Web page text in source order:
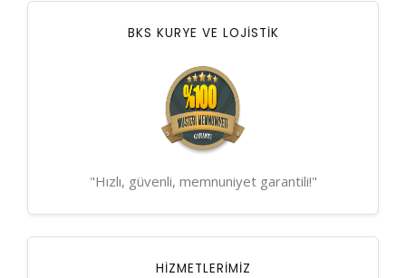
BKS KURYE VE LOJİSTİK
"Hızlı, güvenli, memnuniyet garantili!"
HIZMETLERIMIZ